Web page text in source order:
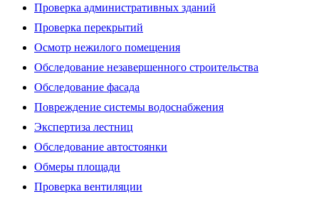
Проверка административных зданий
Проверка перекрытий
Осмотр нежилого помещения
Обследование незавершенного строительства
Обследование фасада
Повреждение системы водоснабжения
Экспертиза лестниц
Обследование автостоянки
Обмеры площади
Проверка вентиляции